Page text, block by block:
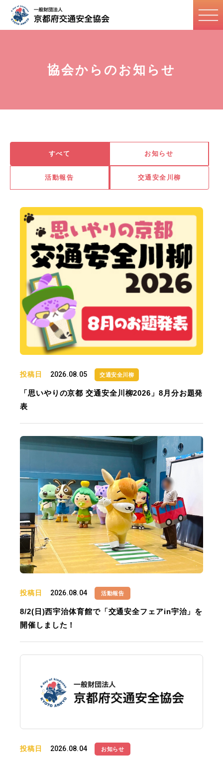
協会からのお知らせ
すべて お知らせ
活動報告 交通安全川柳
投稿日 2026.08.05 交通安全川柳
「思いやりの京都 交通安全川柳2026」8月分お題発
表
投稿日 2026.08.04 活動報告
8/2(日)西宇治体育館で「交通安全フェアin宇治」を
開催しました！
投稿日 2026.08.04 お知らせ